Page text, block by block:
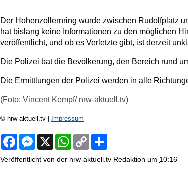
Der Hohenzollernring wurde zwischen Rudolfplatz
hat bislang keine Informationen zu den möglichen
veröffentlicht, und ob es Verletzte gibt, ist derzeit
Die Polizei bat die Bevölkerung, den Bereich rund
Die Ermittlungen der Polizei werden in alle
(Foto: Vincent Kempf/ nrw-aktuell.tv)
© nrw-aktuell.tv | Impressum
F
e
M
s
X
W
t
C
y
r
Veröffentlicht von der nrw-aktuell.tv Redaktion um 10:16